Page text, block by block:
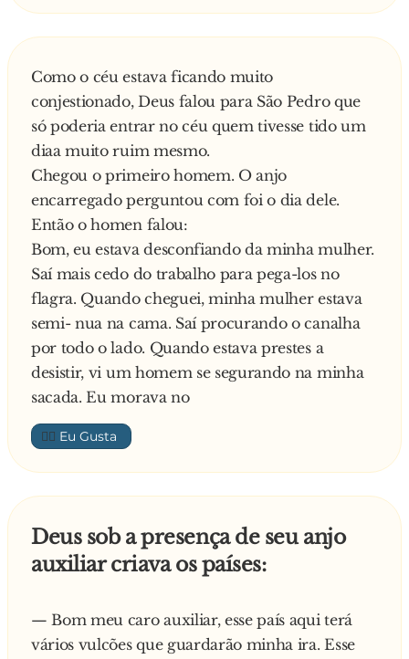
saindo, saindo, e caiu no chão, depois o outro,
foi saindo, saindo... quando Jesus começou a
felicidade e continuou tirando o prego, quando
terminou Jesus estava pendurado na cruz só
pelos PÉS...
Moral da estória: mais vale dois pregos na mão
que um anjo b**......
Como o céu estava ficando muito
conjestionado, Deus falou para São Pedro que
só poderia entrar no céu quem tivesse tido um
diaa muito ruim mesmo.
Chegou o primeiro homem. O anjo
encarregado perguntou com foi o dia dele.
Então o homen falou:
Bom, eu estava desconfiando da minha mulher.
Saí mais cedo do trabalho para pega-los no
flagra. Quando cheguei, minha mulher estava
semi- nua na cama. Saí procurando o canalha
por todo o lado. Quando estava prestes a
desistir, vi um homem se segurando na minha
sacada. Eu morava no
👍🏼
Deus sob a presença de seu anjo
auxiliar criava os países:
— Bom meu caro auxiliar, esse país aqui terá
vários vulcões que guardarão minha ira. Esse